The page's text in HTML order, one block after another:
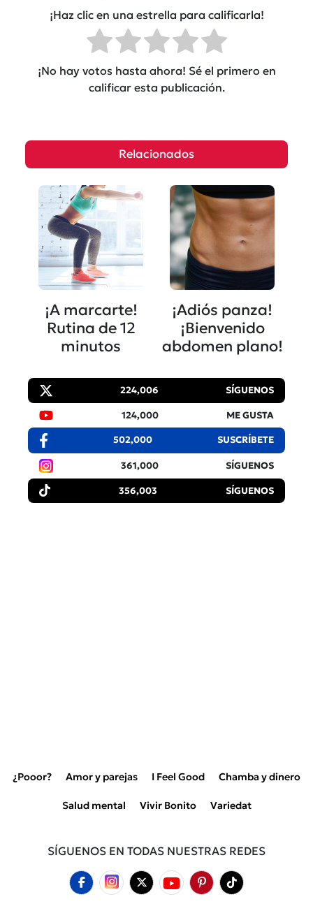
¡Haz clic en una estrella para calificarla!
¡No hay votos hasta ahora! Sé el primero en
calificar esta publicación.
Relacionados
¡A marcarte!
Rutina de 12
minutos
¡Adiós panza!
¡Bienvenido
abdomen plano!
224,006 SÍGUENOS
124,000 ME GUSTA
502,000 SUSCRÍBETE
361,000 SÍGUENOS
356,003 SÍGUENOS
¿Pooor? Amor y parejas I Feel Good Chamba y dinero
Salud mental Vivir Bonito Variedat
SÍGUENOS EN TODAS NUESTRAS REDES